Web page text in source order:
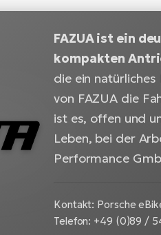
FAZUA ist ein
kompakten
die ein
von FAZUA die
ist es, offen und
Leben, bei der
Performance
Kontakt: Porsche
Telefon: +49 (0)89 /